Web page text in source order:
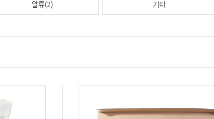
알류(2) 기타